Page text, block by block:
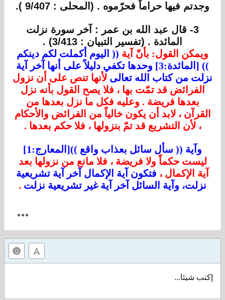
وجدتم فيها حراماً فحرّموه . (المحلى : 9/407 ).
3- قال عبد الله بن عمر : آخر سورة نزلت
المائدة . (تفسير التبيان : 3/413) .
ويمكن القول: بأنّ آية (( اليوم أكملت لكم دينكم
)) [المائدة:3] وحدها تكفي دليلاً على أنها آخر آية
نزلت من كتاب الله تعالى لأنها تنص على أن نزول
الفرائض قد تمّت بها ، فلا يصح القول بأنه نزل
بعدها فريضة . وعليه فكل ما نزل بعدها من
القرآن ، لابد أن يكون خالياً من الفرائض والأحكام
، لأن التشريع قد تمّ بنزولها ، فلا حكم بعدها .
وآية (( سأل سائل بعذاب واقع ))[المعارج:1]
ليست حكماً ولا فريضة ، فلا مانع من نزولها بعد
آية الإكمال ، فتكون آية الإكمال آخر آية تشريعية
نزلت، وآية السائل آخر آية غير تشريعية نزلت .
إكتب شيئا...